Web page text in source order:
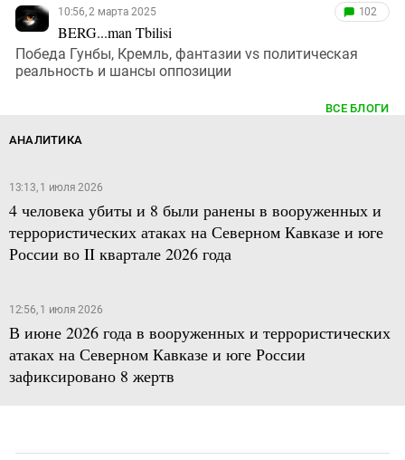
10:56, 2 марта 2025
BERG...man Tbilisi
102
Победа Гунбы, Кремль, фантазии vs политическая
реальность и шансы оппозиции
ВСЕ БЛОГИ
АНАЛИТИКА
13:13, 1 июля 2026
4 человека убиты и 8 были ранены в вооруженных и
террористических атаках на Северном Кавказе и юге
России во II квартале 2026 года
12:56, 1 июля 2026
В июне 2026 года в вооруженных и террористических
атаках на Северном Кавказе и юге России
зафиксировано 8 жертв